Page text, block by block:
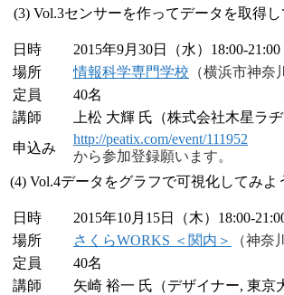
(3) Vol.3センサーを作ってデータを取得
日時
2015年9月30日（水）18:00-21:00
場所
情報科学専門学校 （横浜市神奈
定員
40名
講師
上松 大輝 氏（株式会社木星ラ
申込み
http://peatix.com/event/111952
から参加登録願います。
(4) Vol.4データをグラフで可視化してみ
日時
2015年10月15日（木）18:00-
場所
さくらWORKS ＜関内＞
（神奈
定員
40名
講師
矢崎 裕一 氏（デザイナー, 東京